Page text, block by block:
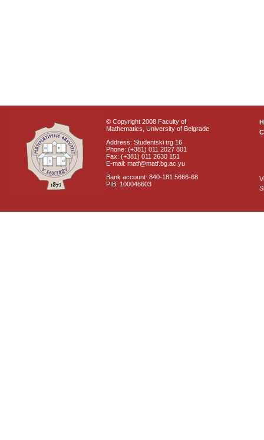
© Copyright 2008 Faculty of
Mathematics, University of Belgrade
Address: Studentski trg 16
Phone: (+381) 011 2027 801
Fax: (+381) 011 2630 151
E-mail: matf@matf.bg.ac.yu
Bank account: 840-181 5666-68
PIB: 100046603